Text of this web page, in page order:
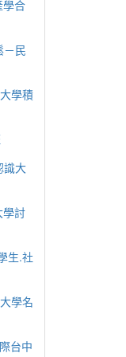
學合
－民
學積
識大
學討
生.社
學名
台中